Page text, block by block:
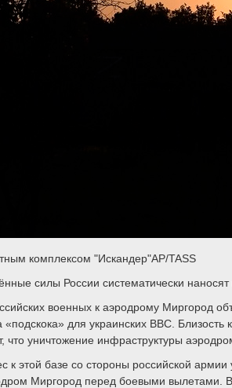
комплексом "Искандер"AP/TASS
силы России систематически
военных к аэродрому Миргород
для украинских ВВС.
что уничтожение инфраструктуры
к этой базе со стороны российской
Миргород перед боевыми вылетами.